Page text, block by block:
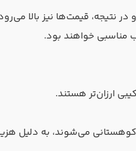
نتیجه، قیمت‌ها نیز بالا
مناسبی خواهند بود.
ارزان‌تر هستند.
می‌شوند، به دلیل